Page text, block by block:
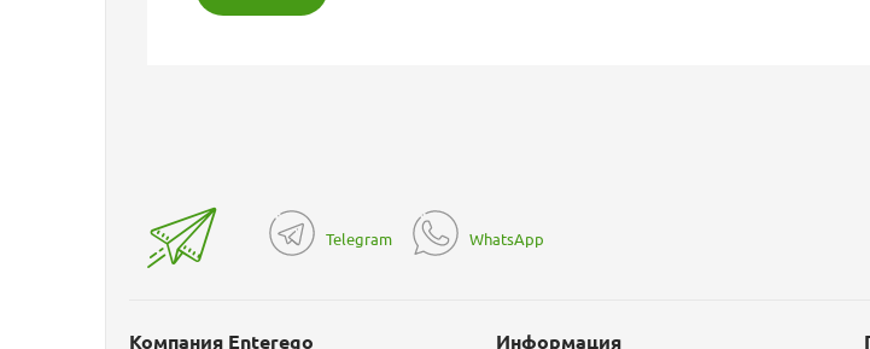
Telegram WhatsApp
Компания Enterego Информация